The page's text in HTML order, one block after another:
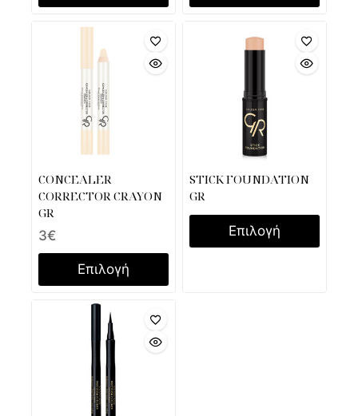
CONCEALER
CORRECTOR CRAYON
GR
3€
Επιλογή
STICK FOUNDATION
GR
Επιλογή